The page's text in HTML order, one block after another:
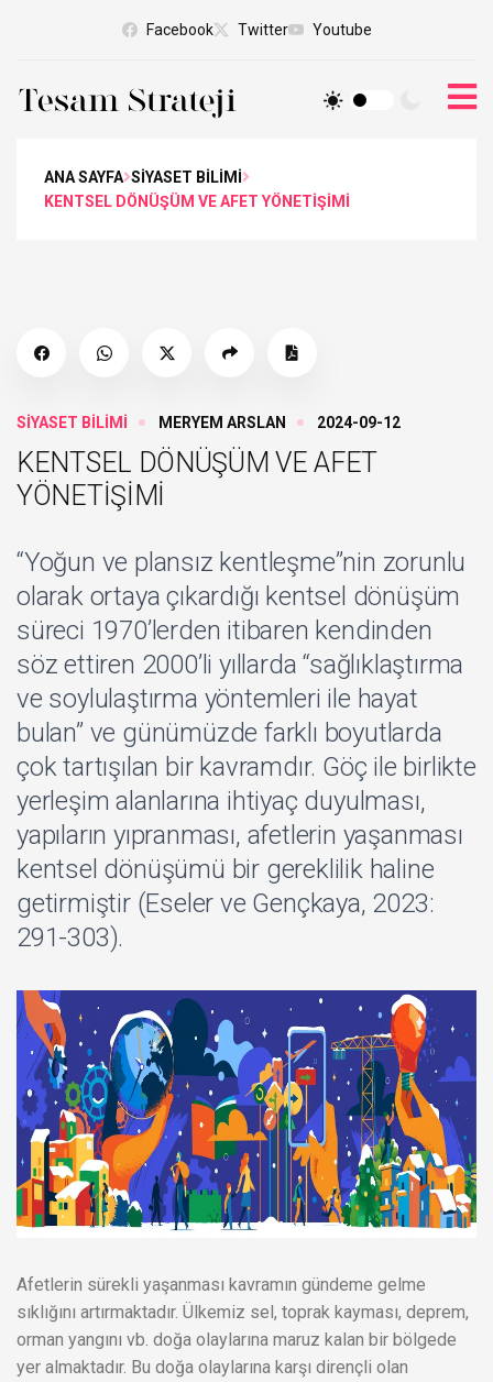
Facebook Twitter Youtube
ANA SAYFA SİYASET BİLİMİ
KENTSEL DÖNÜŞÜM VE AFET YÖNETİŞİMİ
SİYASET BİLİMİ MERYEM ARSLAN 2024-09-12
KENTSEL DÖNÜŞÜM VE AFET
YÖNETİŞİMİ
“Yoğun ve plansız kentleşme”nin zorunlu
olarak ortaya çıkardığı kentsel dönüşüm
süreci 1970’lerden itibaren kendinden
söz ettiren 2000’li yıllarda “sağlıklaştırma
ve soylulaştırma yöntemleri ile hayat
bulan” ve günümüzde farklı boyutlarda
çok tartışılan bir kavramdır. Göç ile birlikte
yerleşim alanlarına ihtiyaç duyulması,
yapıların yıpranması, afetlerin yaşanması
kentsel dönüşümü bir gereklilik haline
getirmiştir (Eseler ve Gençkaya, 2023:
291-303).
Afetlerin sürekli yaşanması kavramın gündeme gelme
sıklığını artırmaktadır. Ülkemiz sel, toprak kayması, deprem,
orman yangını vb. doğa olaylarına maruz kalan bir bölgede
yer almaktadır. Bu doğa olaylarına karşı dirençli olan